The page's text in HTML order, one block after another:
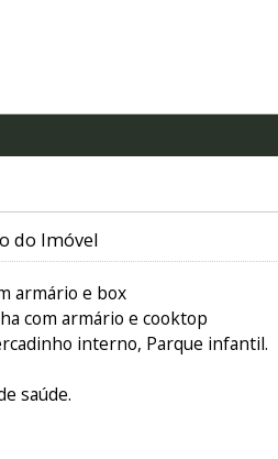
do Imóvel
armário e box
com armário e cooktop
interno, Parque infantil.
saúde.